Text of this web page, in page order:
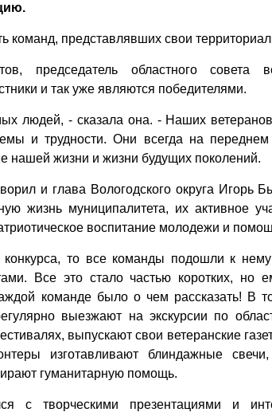
команд, представлявших свои
председатель областного
и так уже являются победителями.
людей, - сказала она. - Наших
и трудности. Они всегда на переднем
нашей жизни и жизни будущих поколений.
и глава Вологодского округа Игорь
жизнь муниципалитета, их активное
воспитание молодежи и
конкурса, то все команды подошли к
Все это стало частью коротких, но
команде было о чем рассказать! В
выезжают на экскурсии по
выпускают свои ветеранские
изготавливают блиндажные
гуманитарную помощь.
с творческими презентациями и